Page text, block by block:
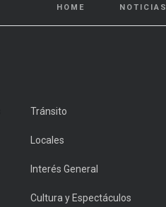
HOME NOTICIAS
Tránsito
Locales
Interés General
Cultura y Espectáculos